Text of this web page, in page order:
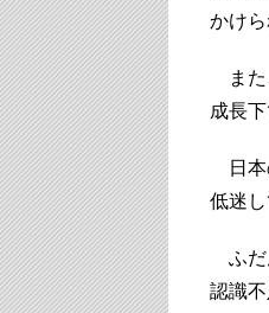
かけら
また
成長
日本
低迷
ふだ
認識